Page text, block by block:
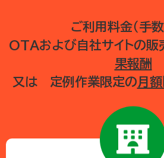
ご利用料金（手
OTAおよび自社サイトの販
果報酬
又は 定例作業限定の月